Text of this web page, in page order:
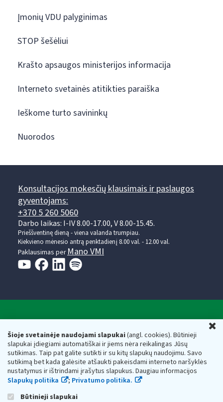
Šioje svetainėje naudojami slapukai(angl. cookies). Būtinieji
slapukai įdiegiami automatiškai ir jiems nėra reikalingas Jūsų
sutikimas. Taip pat galite sutikti ir su kitų slapukų naudojimu. Savo
sutikimą bet kada galėsite atšaukti pakeisdami interneto naršyklės
nustatymus ir ištrindami įrašytus slapukus. Daugiau informacijos
Slapukų politika
; Privatumo politika.
Būtinieji slapukai
Įmonių VDU palyginimas
STOP šešėliui
Krašto apsaugos ministerijos informacija
Interneto svetainės atitikties paraiška
Ieškome turto savininkų
Nuorodos
Konsultacijos mokesčių klausimais ir paslaugos
gyventojams:
+370 5 260 5060
Darbo laikas: I-IV 8.00-17.00, V 8.00-15.45.
Prieššventinę dieną - viena valanda trumpiau.
Kiekvieno mėnesio antrą penktadienį 8.00 val. - 12.00 val.
Paklausimas perMano VMI
Valstybinė mokesčių inspekcija prie Lietuvos
Respublikos finansų ministerijos
Biudžetinė įstaiga. Juridinio asmens kodas — 188659752,
adresas: Vasario 16-osios g. 14, 01107 Vilnius, Lietuva, el.paštas:
vmi@vmi.lt , E. pristatymo dėžutės adresas 188659752
Duomenys apie Valstybinę mokesčių inspekciją prie Lietuvos
Respublikos finansų ministerijos kaupiami ir saugomi Juridinių